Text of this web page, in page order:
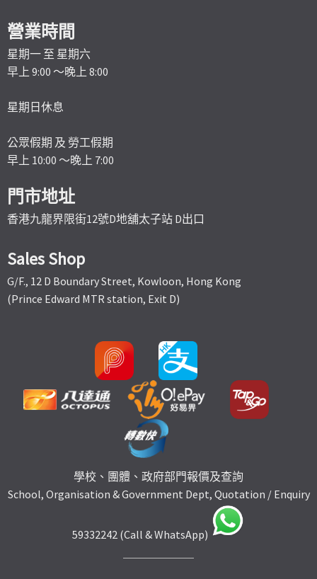
營業時間
星期一 至 星期六
早上 9:00 ～晚上 8:00
星期日休息
公眾假期 及 勞工假期
早上 10:00 ～晚上 7:00
門市地址
香港九龍界限街12號D地舖太子站 D出口
Sales Shop
G/F., 12 D Boundary Street, Kowloon, Hong Kong
(Prince Edward MTR station, Exit D)
學校、團體、政府部門報價及查詢
School, Organisation & Government Dept, Quotation / Enquiry
59332242 (Call & WhatsApp)